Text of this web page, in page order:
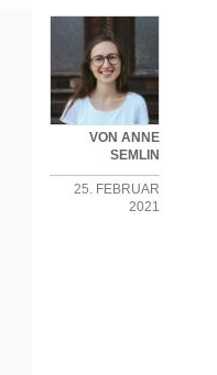
VON ANNE
SEMLIN
25. FEBRUAR
2021